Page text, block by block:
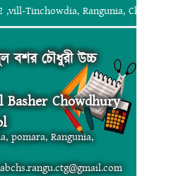
,vill-Tinchowdia, Rangunia,
বশর চৌধুরী উচ্চ
Basher Chowdhury
pomara, Rangunia,